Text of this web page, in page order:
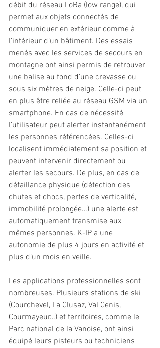
débit du réseau LoRa (low range), qui
permet aux objets connectés de
communiquer en extérieur comme à
l’intérieur d’un bâtiment. Des essais
menés avec les services de secours en
montagne ont ainsi permis de retrouver
une balise au fond d’une crevasse ou
sous six mètres de neige. Celle-ci peut
en plus être reliée au réseau GSM via un
smartphone. En cas de nécessité
l’utilisateur peut alerter instantanément
les personnes référencées. Celles-ci
localisent immédiatement sa position et
peuvent intervenir directement ou
alerter les secours. De plus, en cas de
défaillance physique (détection des
chutes et chocs, pertes de verticalité,
immobilité prolongée…) une alerte est
automatiquement transmise aux
mêmes personnes. K-IP a une
autonomie de plus 4 jours en activité et
plus d’un mois en veille.
Les applications professionnelles sont
nombreuses. Plusieurs stations de ski
(Courchevel, La Clusaz, Val Cenis,
Courmayeur…) et territoires, comme le
Parc national de la Vanoise, ont ainsi
équipé leurs pisteurs ou techniciens